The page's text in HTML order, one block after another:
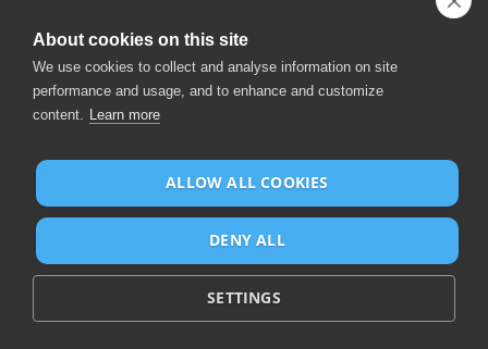
Geschäftsführer: Guido Leenders
Gesellschaft mit Sitz in: Roermond
Gegründet: 1992
NL812602377B01
Bank:IBAN NL25 BUNQ 2098 2586 07
About cookies on this site
We use cookies to collect and analyse information on site
performance and usage, and to enhance and customize
content. Learn more
ALLOW ALL COOKIES
DENY ALL
SETTINGS